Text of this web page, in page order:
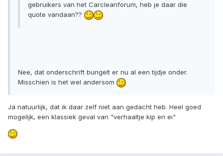
gebruikers van het Carcleanforum, heb je daar die
quote vandaan??
Nee, dat onderschrift bungelt er nu al een tijdje onder.
Misschien is het wel andersom
Ja natuurlijk, dat ik daar zelf niet aan gedacht heb. Heel goed
mogelijk, een klassiek geval van "verhaaltje kip en ei"